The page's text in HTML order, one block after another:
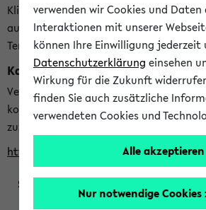
Klicken Sie auf das Semester, welches
auswählen möchten. Bitte beachten Sie
Termine imKalender der Lehrplanung
Kalenderintegration
Verwenden Sie die folgende Adresse,
kompatiblen Kalenderanwendung auf
zuzugreifen (nähere Informationen
https://ekvv.uni-bielefeld.de/ws/
WiSe 2026/2027
verwenden wir Cookies und
Interaktionen mit unserer
können Ihre Einwilligung jederzeit
Datenschutzerklärung einsehen
Wirkung für die Zukunft
finden Sie auch zusätzliche
verwendeten Cookies und
Alle akzeptieren
Nur notwendige Cookies